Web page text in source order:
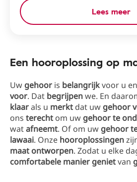
Lees meer
Een hooroplossing op
Uw gehoor is belangrijkvoor u
voor. Dat begrijpenwe. En
klaarals u merkt dat uw gehoor
ons terecht om uw gehoor te
watafneemt. Of om uw gehoor
lawaai. Onze hooroplossingen
maat ontworpen. Zodat u elke
comfortabele manier genietvan